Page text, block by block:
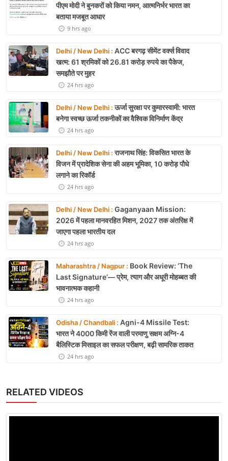
पीएम मोदी ने बुनकरों को किया नमन, आत्मनिर्भर भारत का
बताया मजबूत आधार
9 hrs ago
Delhi / New Delhi : ACC बरगढ़ सीमेंट वर्क्स विवाद
खत्म: 61 श्रमिकों को 26.81 करोड़ रुपये का पैकेज,
समझौते पर मुहर
24 hrs ago
Delhi / New Delhi :ऊर्जा सुरक्षा पर कुमारस्वामी: भारत
बनेगा स्वच्छ ऊर्जा तकनीकों का वैश्विक विनिर्माण केंद्र
24 hrs ago
Delhi / New Delhi :राजनाथ सिंह: विकसित भारत के
विजन में प्रादेशिक सेना की अहम भूमिका, 10 करोड़ पौधे
लगाने का रिकॉर्ड
24 hrs ago
Delhi / New Delhi : Gaganyaan Mission:
2026 में पहला मानवरहित मिशन, 2027 तक अंतरिक्ष में
जाएगा पहला भारतीय दल
24 hrs ago
Maharashtra / Nagpur : Book Review: ‘The
Last Signature’— प्रेम, त्याग और अधूरी मोहब्बत की
भावनात्मक कहानी
24 hrs ago
Odisha / Chandbali : Agni-4 Missile Test:
भारत ने 4000 किमी रेंज वाली परमाणु सक्षम अग्नि-4
बैलिस्टिक मिसाइल का सफल परीक्षण, बढ़ी सामरिक ताकत
24 hrs ago
RELATED VIDEOS